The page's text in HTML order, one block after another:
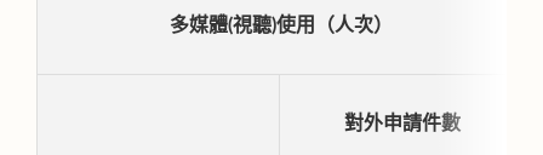
多媒體(視聽)使用（人次）
對外申請件數